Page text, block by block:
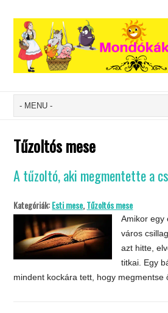
Tűzoltós mese
A tűzoltó, aki megmentette a
Kategóriák:Esti mese,Tűzoltós mese
Amikor egy
város
azt hitte,
titkai. Egy
mindent kockára tett, hogy megmentse